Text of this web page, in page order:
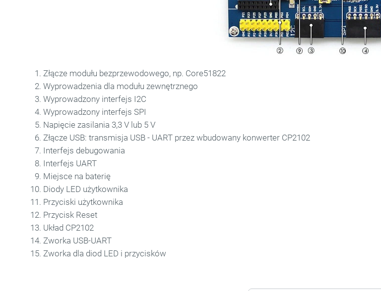
Złącze modułu bezprzewodowego, np. Core51822
Wyprowadzenia dla modułu zewnętrznego
Wyprowadzony interfejs I2C
Wyprowadzony interfejs SPI
Napięcie zasilania 3,3 V lub 5 V
Złącze USB: transmisja USB - UART przez wbudowany konwerter CP2102
Interfejs debugowania
Interfejs UART
Miejsce na baterię
Diody LED użytkownika
Przyciski użytkownika
Przycisk Reset
Układ CP2102
Zworka USB-UART
Zworka dla diod LED i przycisków